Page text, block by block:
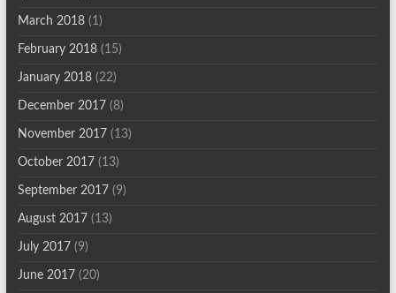
March 2018(1)
February 2018(15)
January 2018(22)
December 2017 (8)
November 2017 (13)
October 2017 (13)
September 2017 (9)
August 2017 (13)
July 2017 (9)
June 2017 (20)